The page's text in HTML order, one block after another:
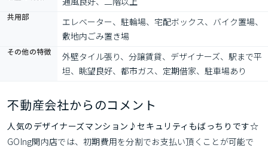
共用部
エレベーター、駐輪場、宅配ボックス、バイク置場、
敷地内ごみ置き場
その他の特徴
外壁タイル張り、分譲賃貸、デザイナーズ、駅まで平
坦、眺望良好、都市ガス、定期借家、駐車場あり
不動産会社からのコメント
人気のデザイナーズマンション♪セキュリティもばっちりです☆
GOIng関内店では、初期費用を分割でお支払い頂くことが可能で